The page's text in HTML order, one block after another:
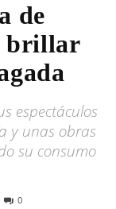
de
brillar
espectáculos
y unas obras
su consumo
0